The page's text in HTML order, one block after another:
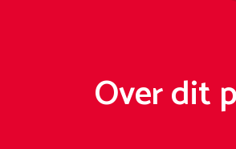
Over dit